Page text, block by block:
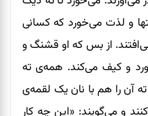
و لذت می‌خورد که کسانی
از بس که او قشنگ و
و کیف می‌کند. همه‌ی ته
آن را هم با نان یک لقمه‌ی
و می‌گویند: «این چه کار